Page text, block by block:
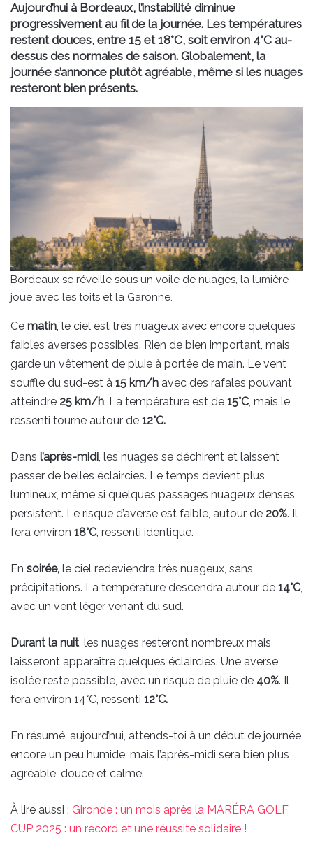
Aujourd’hui à Bordeaux, l’instabilité diminue
progressivement au fil de la journée. Les températures
restent douces, entre 15 et 18°C, soit environ 4°C au-
dessus des normales de saison. Globalement, la
journée s’annonce plutôt agréable, même si les nuages
resteront bien présents.
Bordeaux se réveille sous un voile de nuages, la lumière
joue avec les toits et la Garonne.
Ce matin, le ciel est très nuageux avec encore quelques
faibles averses possibles. Rien de bien important, mais
garde un vêtement de pluie à portée de main. Le vent
souffle du sud-est à 15 km/h avec des rafales pouvant
atteindre 25 km/h. La température est de 15°C, mais le
ressenti tourne autour de 12°C.
Dans l’après-midi, les nuages se déchirent et laissent
passer de belles éclaircies. Le temps devient plus
lumineux, même si quelques passages nuageux denses
persistent. Le risque d’averse est faible, autour de 20%. Il
fera environ 18°C, ressenti identique.
En soirée, le ciel redeviendra très nuageux, sans
précipitations. La température descendra autour de 14°C,
avec un vent léger venant du sud.
Durant la nuit, les nuages resteront nombreux mais
laisseront apparaître quelques éclaircies. Une averse
isolée reste possible, avec un risque de pluie de 40%. Il
fera environ 14°C, ressenti 12°C.
En résumé, aujourd’hui, attends-toi à un début de journée
encore un peu humide, mais l’après-midi sera bien plus
agréable, douce et calme.
À lire aussi : Gironde : un mois après la MARÉRA GOLF
CUP 2025 : un record et une réussite solidaire !